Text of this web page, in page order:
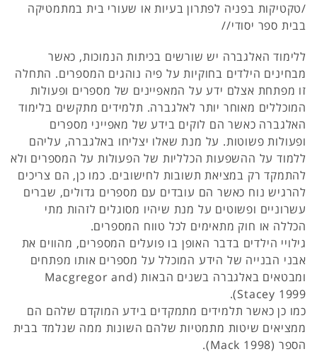
/טקטיקות בפניה לפתרון בעיות או שעורי בית במתמטיקה
בבית ספר יסודי//
ללימוד האלגברה יש שורשים בכיתות הנמוכות, כאשר
מבחינים הילדים בחוקיות על פיה נוהגים המספרים. התחלה
זו מפתחת אצלם ידע על המאפיינים של מספרים ופעולות
המוכללים מאוחר יותר לאלגברה. תלמידים מתקשים בלימוד
האלגברה כאשר הם לוקים בידע של מאפייני מספרים
ופעולות פשוטות. על מנת שאלו יצליחו באלגברה, עליהם
ללמוד על ההשפעות הכלליות של הפעולות על המספרים ולא
להתמקד רק במציאת תשובות לחישובים. כמו כן, הם צריכים
להרגיש נוח כאשר הם עובדים עם מספרים גדולים, שברים
עשרוניים ופשוטים על מנת שיהיו מסוגלים לזהות מתי
הכללה או חוק מתאימים לכל טווח המספרים.
גילויי הילדים בדבר האופן בו פועלים המספרים, מהווים את
אבני הבנייה של הידע המוכלל על מספרים אותו מפתחים
ומבטאים באלגברה בשנים הבאות (Macgregor and
Stacey 1999).
כמו כן כאשר תלמידים מתמקדים בידע המוקדם שלהם הם
ממציאים שיטות מתמטיות שלהם השונות ממה שנלמד בבית
הספר (Mack 1998).